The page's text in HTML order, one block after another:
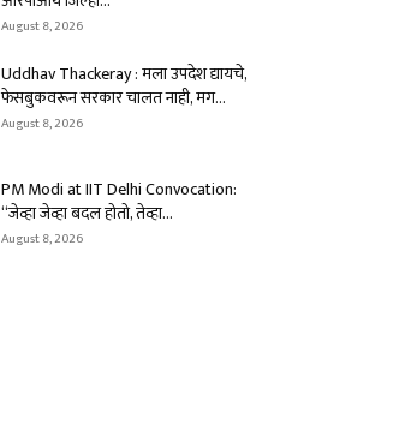
August 8, 2026
Uddhav Thackeray : मला उपदेश द्यायचे,
फेसबुकवरून सरकार चालत नाही, मग...
August 8, 2026
PM Modi at IIT Delhi Convocation:
“जेव्हा जेव्हा बदल होतो, तेव्हा...
August 8, 2026